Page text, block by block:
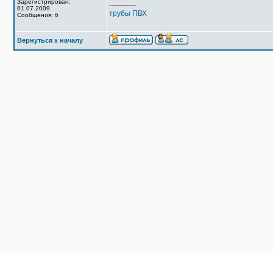
Зарегистрирован:
01.07.2009
Сообщения: 6
-----------
трубы ПВХ
Вернуться к началу